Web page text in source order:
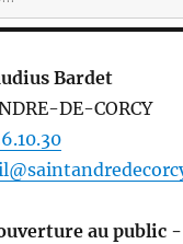
Bardet
DE-CORCY
au public -